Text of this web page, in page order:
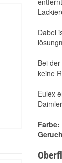
Dabei
Bei
keine
Eulex
Farbe: